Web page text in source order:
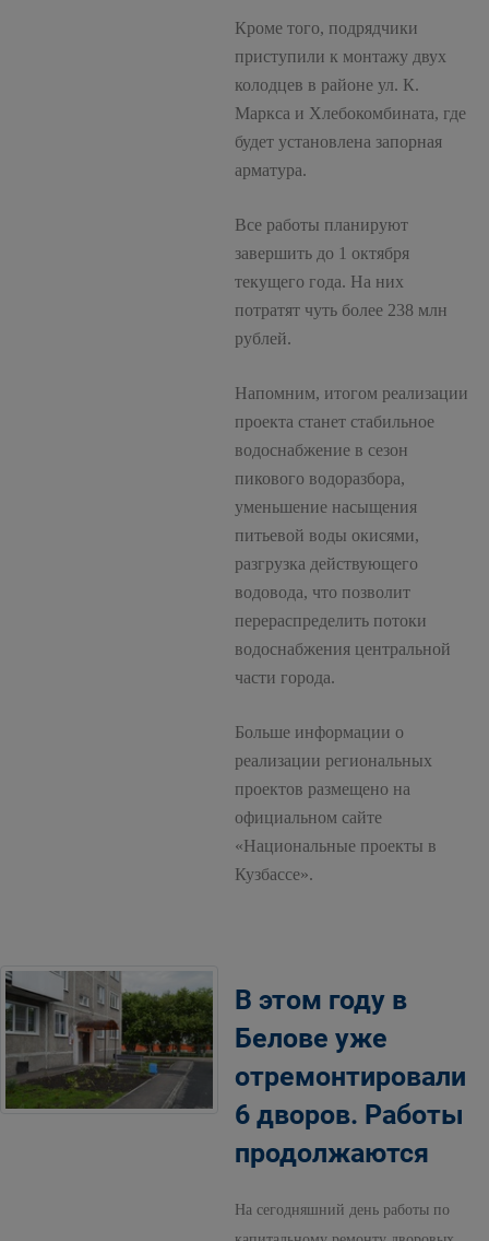
Кроме того, подрядчики
приступили к монтажу двух
колодцев в районе ул. К.
Маркса и Хлебокомбината, где
будет установлена запорная
арматура.
Все работы планируют
завершить до 1 октября
текущего года. На них
потратят чуть более 238 млн
рублей.
Напомним, итогом реализации
проекта станет стабильное
водоснабжение в сезон
пикового водоразбора,
уменьшение насыщения
питьевой воды окисями,
разгрузка действующего
водовода, что позволит
перераспределить потоки
водоснабжения центральной
части города.
Больше информации о
реализации региональных
проектов размещено на
официальном сайте
«Национальные проекты в
Кузбассе».
В этом году в
Белове уже
отремонтировали
6 дворов. Работы
продолжаются
На сегодняшний день работы по